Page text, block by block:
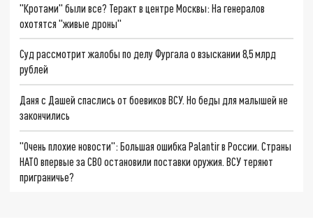
"Кротами" были все? Теракт в центре Москвы: На генералов
охотятся "живые дроны"
Суд рассмотрит жалобы по делу Фургала о взыскании 8,5 млрд
рублей
Даня с Дашей спаслись от боевиков ВСУ. Но беды для малышей не
закончились
"Очень плохие новости": Большая ошибка Palantir в России. Страны
НАТО впервые за СВО остановили поставки оружия. ВСУ теряют
приграничье?